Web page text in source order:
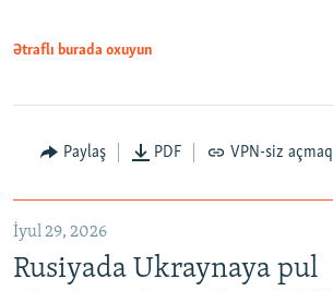
Ətraflı burada oxuyun
Paylaş PDF VPN-siz açmaq
İyul 29, 2026
Rusiyada Ukraynaya pul